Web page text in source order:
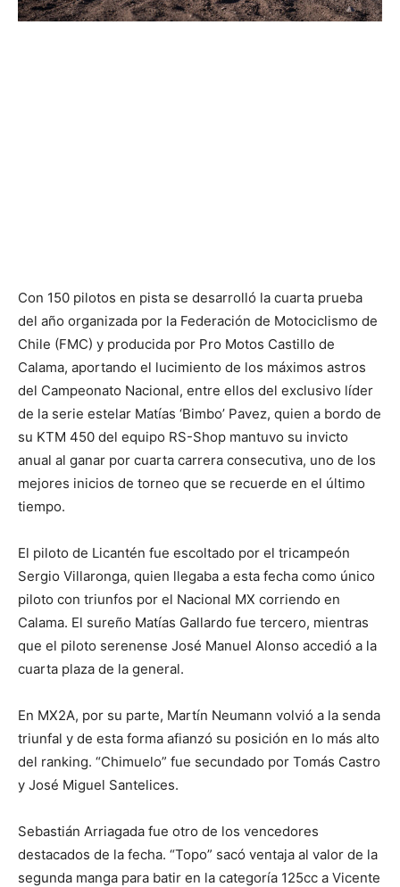
Con 150 pilotos en pista se desarrolló la cuarta prueba
del año organizada por la Federación de Motociclismo de
Chile (FMC) y producida por Pro Motos Castillo de
Calama, aportando el lucimiento de los máximos astros
del Campeonato Nacional, entre ellos del exclusivo líder
de la serie estelar Matías ‘Bimbo’ Pavez, quien a bordo de
su KTM 450 del equipo RS-Shop mantuvo su invicto
anual al ganar por cuarta carrera consecutiva, uno de los
mejores inicios de torneo que se recuerde en el último
tiempo.
El piloto de Licantén fue escoltado por el tricampeón
Sergio Villaronga, quien llegaba a esta fecha como único
piloto con triunfos por el Nacional MX corriendo en
Calama. El sureño Matías Gallardo fue tercero, mientras
que el piloto serenense José Manuel Alonso accedió a la
cuarta plaza de la general.
En MX2A, por su parte, Martín Neumann volvió a la senda
triunfal y de esta forma afianzó su posición en lo más alto
del ranking. “Chimuelo” fue secundado por Tomás Castro
y José Miguel Santelices.
Sebastián Arriagada fue otro de los vencedores
destacados de la fecha. “Topo” sacó ventaja al valor de la
segunda manga para batir en la categoría 125cc a Vicente